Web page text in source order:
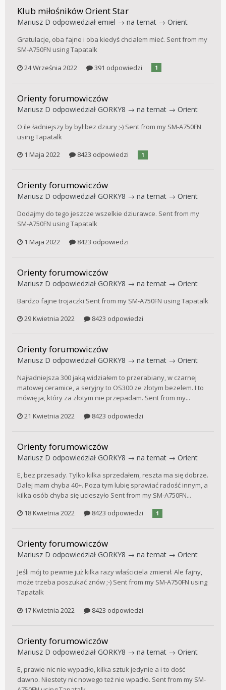
Klub miłośników Orient Star
Mariusz D odpowiedział emiel → na temat → Orient
Gratulacje, oba fajne i oba kiedyś chciałem mieć. Sent from my
SM-A750FN using Tapatalk
24 Września 2022
391 odpowiedzi 1
Orienty forumowiczów
Mariusz D odpowiedział GORKY8 → na temat → Orient
O ile ładniejszy by był bez dziury ;-) Sent from my SM-A750FN
using Tapatalk
1 Maja 2022
8423 odpowiedzi 1
Orienty forumowiczów
Mariusz D odpowiedział GORKY8 → na temat → Orient
Dodajmy do tego jeszcze wszelkie dziurawce. Sent from my
SM-A750FN using Tapatalk
1 Maja 2022
8423 odpowiedzi
Orienty forumowiczów
Mariusz D odpowiedział GORKY8 → na temat → Orient
Bardzo fajne trojaczki Sent from my SM-A750FN using Tapatalk
29 Kwietnia 2022
8423 odpowiedzi
Orienty forumowiczów
Mariusz D odpowiedział GORKY8 → na temat → Orient
Najładniejsza 300 jaką widziałem to przerabiany, w czarnej
matowej ceramice, a seryjny to OS300 ze złotym bezelem. I to
mówię ja, który za złotym nie przepadam. Sent from my...
21 Kwietnia 2022
8423 odpowiedzi
Orienty forumowiczów
Mariusz D odpowiedział GORKY8 → na temat → Orient
E, bez przesady. Tylko kilka sprzedałem, reszta ma się dobrze.
Dalej mam chyba 40+. Poza tym lubię sprawiać radość innym, a
kilka osób chyba się ucieszyło Sent from my SM-A750FN...
18 Kwietnia 2022
8423 odpowiedzi 1
Orienty forumowiczów
Mariusz D odpowiedział GORKY8 → na temat → Orient
Jeśli mój to pewnie już kilka razy właściciela zmienił. Ale fajny,
może trzeba poszukać znów ;-) Sent from my SM-A750FN using
Tapatalk
17 Kwietnia 2022
8423 odpowiedzi
Orienty forumowiczów
Mariusz D odpowiedział GORKY8 → na temat → Orient
E, prawie nic nie wypadło, kilka sztuk jedynie a i to dość
dawno. Niestety nic nowego też nie wpadło. Sent from my SM-